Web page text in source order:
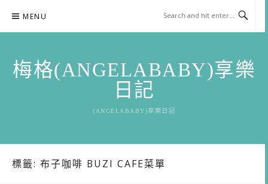
content
MENU
梅格(ANGELABABY)享樂
日記
(ANGELABABY)享樂日記
標籤: 布子咖啡 BUZI CAFE菜單